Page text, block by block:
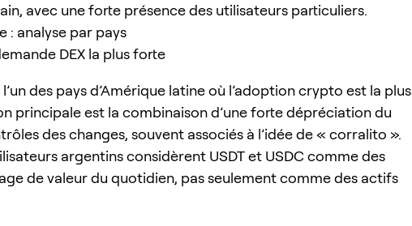
avec une forte présence des utilisateurs particuliers.
: analyse par pays
DEX la plus forte
l’un des pays d’Amérique latine où l’adoption crypto est la plus
principale est la combinaison d’une forte dépréciation du
des changes, souvent associés à l’idée de « corralito ».
argentins considèrent USDT et USDC comme des
de valeur du quotidien, pas seulement comme des actifs